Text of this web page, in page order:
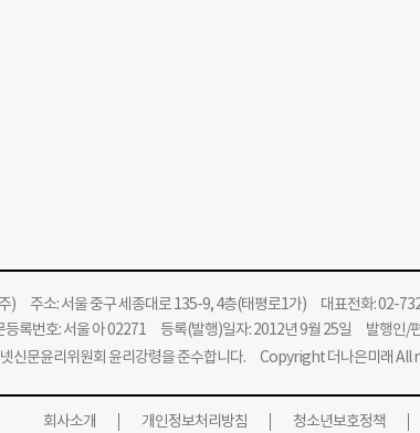
)주소: 서울 중구 세종대로 135-9, 4층(태평로1가) 대표전화: 02-
등록번호: 서울 아 02271 등록(발행)일자: 2012년 9월 25일 발행인/
신문윤리위원회 윤리강령을 준수합니다. Copyright 더나은미래 All
회사소개 개인정보처리방침 청소년보호정책